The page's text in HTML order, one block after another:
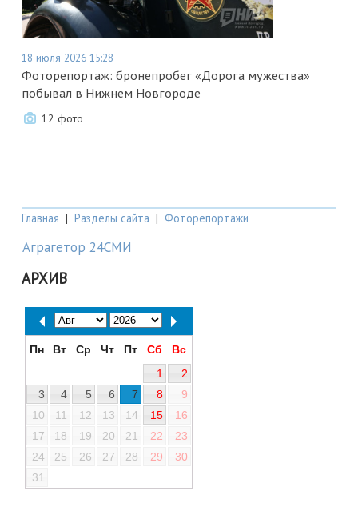
18 июля 2026 15:28
Фоторепортаж: бронепробег «Дорога мужества»
побывал в Нижнем Новгороде
12 фото
Главная | Разделы сайта | Фоторепортажи
Аграгетор 24СМИ
АРХИВ
Пн Вт Ср Чт Пт Сб
Вс
1
2
3
4 5 6 7 8
9
10
11 12 13 14 15
16
17
18 19 20 21 22
23
24
25 26 27 28 29
30
31